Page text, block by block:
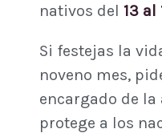
nativos del 13
Si festejas la
noveno mes,
encargado de
protege a los